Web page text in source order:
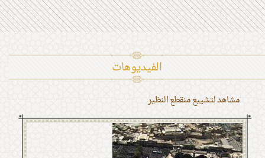
الفیدیوهات
مشاهد لتشييع منقطع النظير